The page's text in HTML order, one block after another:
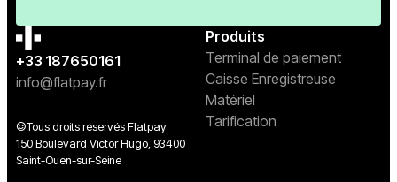
+33 187650161
info@flatpay.fr
©Tous droits réservés Flatpay
150 Boulevard Victor Hugo, 93400
Saint-Ouen-sur-Seine
Produits
Terminal de paiement
Caisse Enregistreuse
Matériel
Tarification